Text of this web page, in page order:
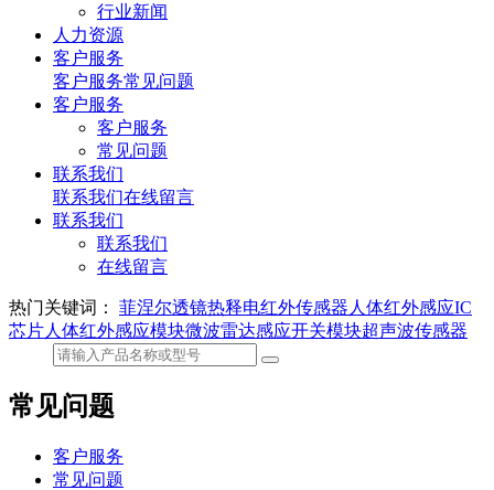
行业新闻
人力资源
客户服务
客户服务常见问题
客户服务
客户服务
常见问题
联系我们
联系我们在线留言
联系我们
联系我们
在线留言
热门关键词： 菲涅尔透镜热释电红外传感器 人体红外感应IC
芯片人体红外感应模块微波雷达感应开关模块超声波传感器
常见问题
客户服务
常见问题